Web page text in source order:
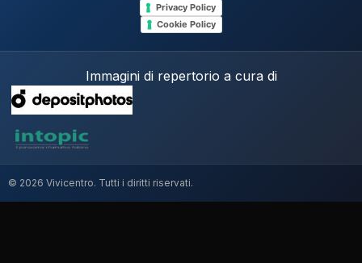
Privacy Policy
Cookie Policy
Immagini di repertorio a cura di
© 2026 Vivicentro. Tutti i diritti riservati.